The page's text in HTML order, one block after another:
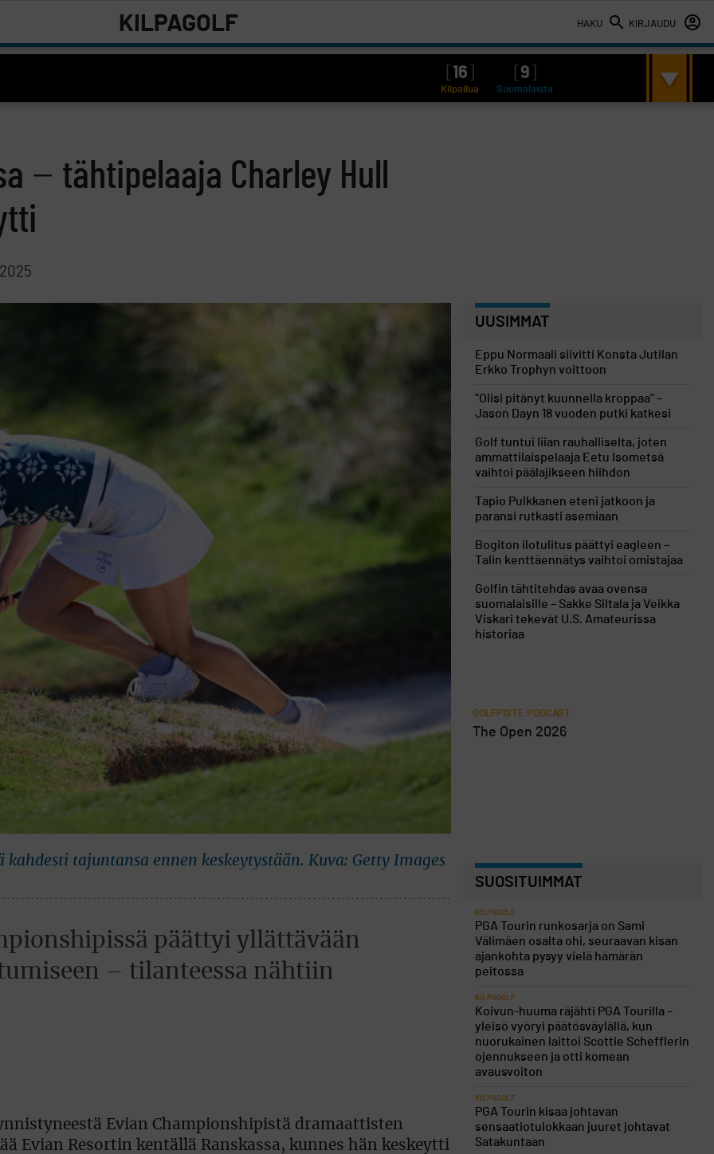
HAKU KIRJAUDU
KILPAGOLF
16 9
Kilpailua Suomalaista
− tähtipelaaja Charley Hull
tajuntansa ennen keskeytystään. Kuva: Getty Images
päättyi yllättävään
– tilanteessa nähtiin
Evian Championshipistä dramaattisten
Evian Resortin kentällä Ranskassa, kunnes hän keskeytti
UUSIMMAT
Eppu Normaali siivitti Konsta Jutilan
Erkko Trophyn voittoon
"Olisi pitänyt kuunnella kroppaa" –
Jason Dayn 18 vuoden putki katkesi
Golf tuntui liian rauhalliselta, joten
ammattilaispelaaja Eetu Isometsä
vaihtoi päälajikseen hiihdon
Tapio Pulkkanen eteni jatkoon ja
paransi rutkasti asemiaan
Bogiton ilotulitus päättyi eagleen –
Talin kenttäennätys vaihtoi omistajaa
Golfin tähtitehdas avaa ovensa
suomalaisille – Sakke Siltala ja Veikka
Viskari tekevät U.S. Amateurissa
historiaa
GOLFPISTE PODCAST
The Open 2026
SUOSITUIMMAT
KILPAGOLF
PGA Tourin runkosarja on Sami
Välimäen osalta ohi, seuraavan kisan
ajankohta pysyy vielä hämärän
peitossa
KILPAGOLF
Koivun-huuma räjähti PGA Tourilla –
yleisö vyöryi päätösväylällä, kun
nuorukainen laittoi Scottie Schefflerin
ojennukseen ja otti komean
avausvoiton
KILPAGOLF
PGA Tourin kisaa johtavan
sensaatiotulokkaan juuret johtavat
Satakuntaan